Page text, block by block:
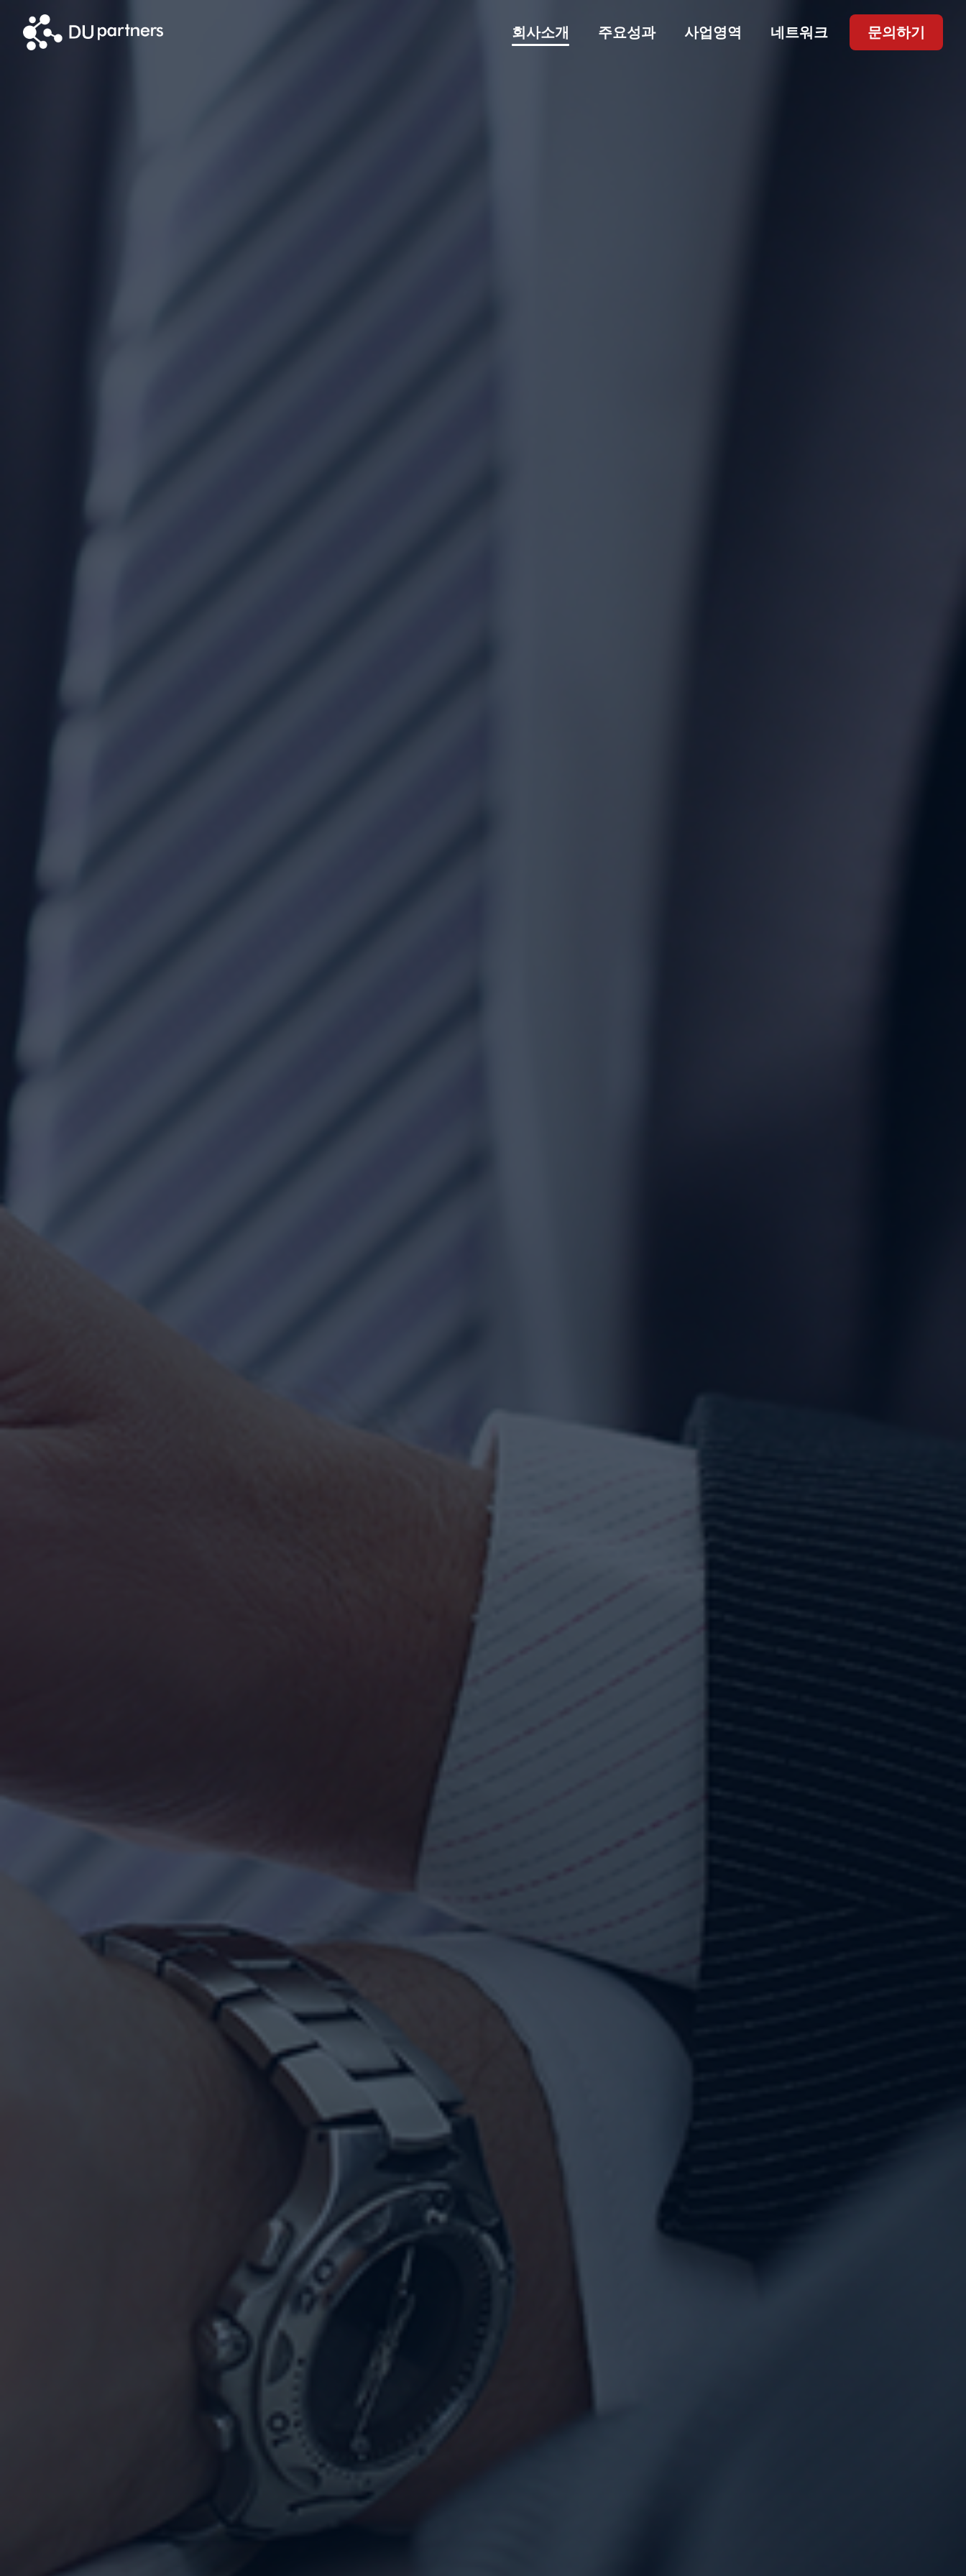
회사소개 주요성과 사업영역 네트워크 문의하기